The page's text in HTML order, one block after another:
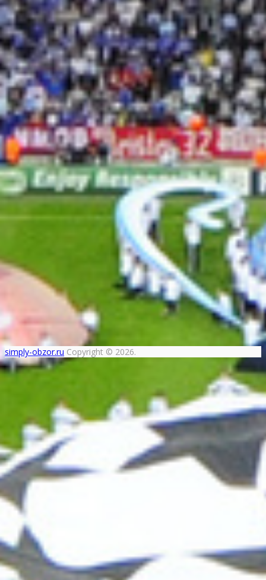
simply-obzor.ru Copyright © 2026.